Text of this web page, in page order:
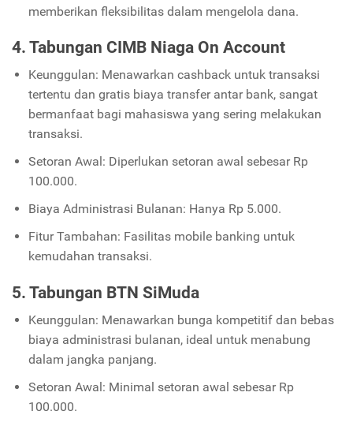
memberikan fleksibilitas dalam mengelola dana.
4. Tabungan CIMB Niaga On Account
Keunggulan: Menawarkan cashback untuk transaksi
tertentu dan gratis biaya transfer antar bank, sangat
bermanfaat bagi mahasiswa yang sering melakukan
transaksi.
Setoran Awal: Diperlukan setoran awal sebesar Rp
100.000.
Biaya Administrasi Bulanan: Hanya Rp 5.000.
Fitur Tambahan: Fasilitas mobile banking untuk
kemudahan transaksi.
5. Tabungan BTN SiMuda
Keunggulan: Menawarkan bunga kompetitif dan bebas
biaya administrasi bulanan, ideal untuk menabung
dalam jangka panjang.
Setoran Awal: Minimal setoran awal sebesar Rp
100.000.